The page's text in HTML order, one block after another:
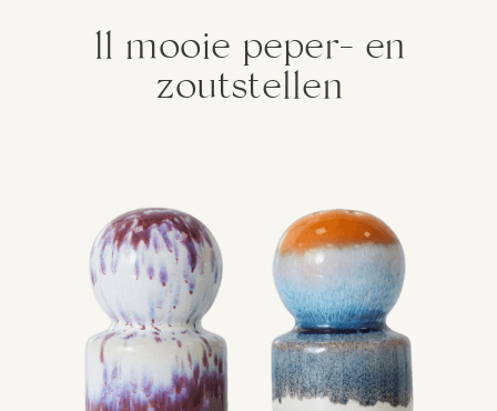
11 mooie peper- en
zoutstellen